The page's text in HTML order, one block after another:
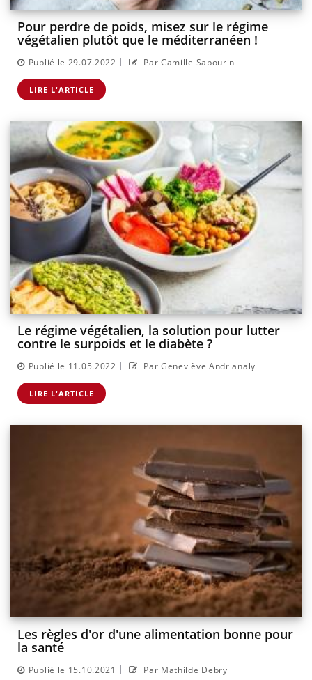
Pour perdre de poids, misez sur le régime
végétalien plutôt que le méditerranéen !
Publié le 29.07.2022 | Par Camille Sabourin
LIRE L'ARTICLE
Le régime végétalien, la solution pour lutter
contre le surpoids et le diabète ?
Publié le 11.05.2022 | Par Geneviève Andrianaly
LIRE L'ARTICLE
Les règles d'or d'une alimentation bonne pour
la santé
Publié le 15.10.2021 | Par Mathilde Debry